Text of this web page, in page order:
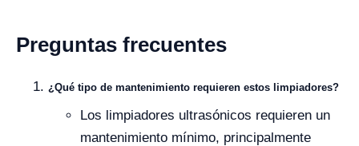
Preguntas frecuentes
¿Qué tipo de mantenimiento requieren estos limpiadores?
Los limpiadores ultrasónicos requieren un
mantenimiento mínimo, principalmente